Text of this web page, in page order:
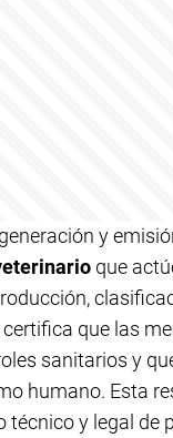
y
que
que las
sanitarios y
humano. Esta
y legal de